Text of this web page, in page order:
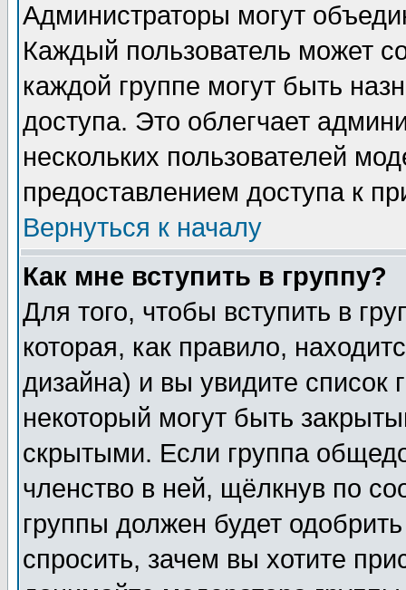
Администраторы могут
Каждый пользователь может
каждой группе могут быть
доступа. Это облегчает
нескольких пользователей
предоставлением доступа к
Вернуться к началу
Как мне вступить в группу?
Для того, чтобы вступить в
которая, как правило,
дизайна) и вы увидите список
некоторый могут быть
скрытыми. Если группа
членство в ней, щёлкнув по
группы должен будет
спросить, зачем вы хотите